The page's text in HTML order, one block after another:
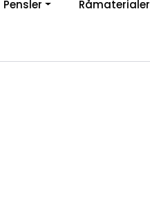
Pensler Råmaterialer